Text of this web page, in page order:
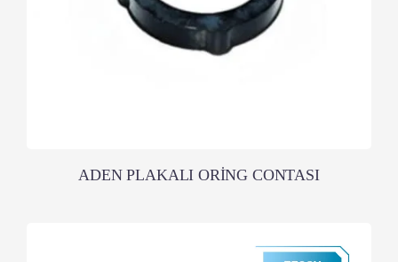
ADEN PLAKALI ORİNG CONTASI